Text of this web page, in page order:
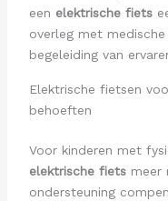
een elektrische fiets
overleg met
begeleiding van
Elektrische fietsen
behoeften
Voor kinderen met
elektrische fietsmeer
ondersteuning